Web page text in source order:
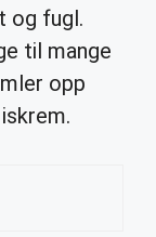
og fugl.
til mange
opp